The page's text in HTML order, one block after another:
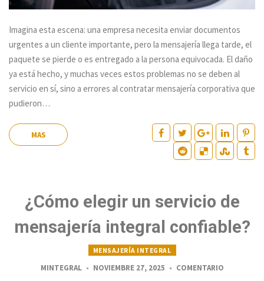
Imagina esta escena: una empresa necesita enviar documentos
urgentes a un cliente importante, pero la mensajería llega tarde, el
paquete se pierde o es entregado a la persona equivocada. El daño
ya está hecho, y muchas veces estos problemas no se deben al
servicio en sí, sino a errores al contratar mensajería corporativa que
pudieron…
MAS
¿Cómo elegir un servicio de
mensajería integral confiable?
MENSAJERÍA INTEGRAL
MINTEGRAL NOVIEMBRE 27, 2025 COMENTARIO